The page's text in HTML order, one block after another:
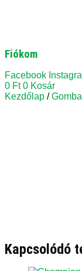
Fiókom
Facebook
0 Ft 0 Kosár
Kezdőlap /
Kapcsolódó